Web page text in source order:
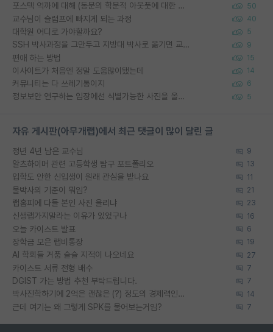
포스텍 억까에 대해 (동문의 학문적 아웃풋에 대한 반박) 50
교수님이 슬럼프에 빠지게 되는 과정 40
대학원 어디로 가야할까요? 5
SSH 박사과정을 그만두고 지방대 박사로 옮기면 교수의 꿈은 끝일까요? 9
편애 하는 방법 15
이사이트가 처음엔 정말 도움많이됐는데 14
커뮤니티는 다 쓰레기통이지 6
정보보안 연구하는 입장에선 식별가능한 사진을 올리는건 비추이긴함 5
자유 게시판(아무개랩)에서 최근 댓글이 많이 달린 글
정년 4년 남은 교수님 9
알츠하이머 관련 고등학생 탐구 포트폴리오 13
입학도 안한 신입생이 원래 관심을 받나요 11
물박사의 기준이 뭐임? 21
랩홈피에 다들 본인 사진 올리냐 23
신생랩가지말라는 이유가 있었구나 16
오늘 카이스트 발표 6
장학금 모은 랩비통장 19
AI 학회들 거품 슬슬 지적이 나오네요 27
카이스트 서류 전형 배수 7
DGIST 가는 방법 추천 부탁드립니다. 7
박사진학하기에 2억은 괜찮은 (?) 정도의 경제력인가요 14
근데 여기는 왜 그렇게 SPK를 물어보는거임? 7